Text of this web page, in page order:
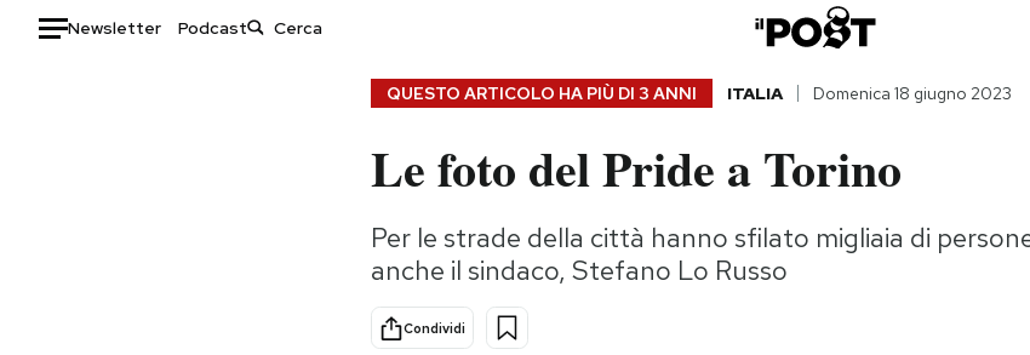
Newsletter Podcast
Consumismi
Storie/Idee
Ok Boomer!
QUESTO ARTICOLO HA PIÙ DI 3 ANNI ITALIA Domenica 18 giugno 2023
Le foto del Pride a Torino
Per le strade della città hanno sfilato migliaia di
anche il sindaco, Stefano Lo Russo
Condividi